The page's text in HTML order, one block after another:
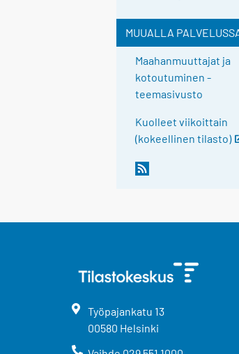
MUUALLA
Maahanmuuttajat ja
kotoutuminen -
teemasivusto
Kuolleet viikoittain
(kokeellinen tilasto)
Työpajankatu 13
00580 Helsinki